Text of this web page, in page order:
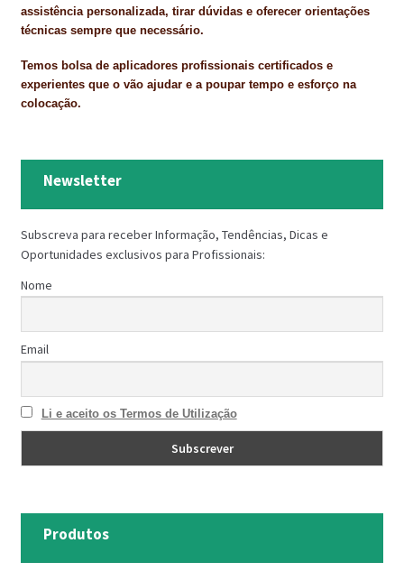
REPARAÇÃO DE BETÃO COM FERRO À VISTA
REVESTIMENTO DE TANQUES E SILOS
SELANTES DE JUNTAS (HIDROEXPANSÍVEIS)
SOLICITAR COTAÇÃO
TINTA PROTEÇÃO
TINTAS
VINÍLICOS
assistência personalizada, tirar dúvidas e oferecer orientações
técnicas sempre que necessário.
Temos bolsa de aplicadores profissionais certificados e
experientes que o vão ajudar e a poupar tempo e esforço na
colocação.
Newsletter
Subscreva para receber Informação, Tendências, Dicas e
Oportunidades exclusivos para Profissionais:
Nome
Email
Li e aceito os Termos de Utilização
Produtos